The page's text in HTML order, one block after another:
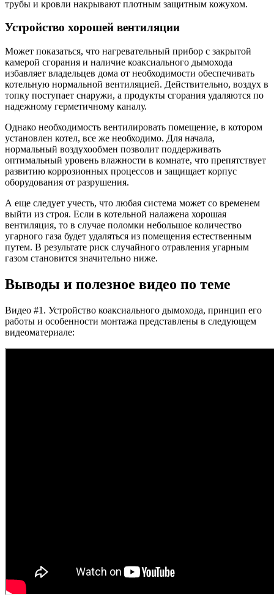
трубы и кровли накрывают плотным защитным кожухом.
Устройство хорошей вентиляции
Может показаться, что нагревательный прибор с закрытой
камерой сгорания и наличие коаксиального дымохода
избавляет владельцев дома от необходимости обеспечивать
котельную нормальной вентиляцией. Действительно, воздух в
топку поступает снаружи, а продукты сгорания удаляются по
надежному герметичному каналу.
Однако необходимость вентилировать помещение, в котором
установлен котел, все же необходимо. Для начала,
нормальный воздухообмен позволит поддерживать
оптимальный уровень влажности в комнате, что препятствует
развитию коррозионных процессов и защищает корпус
оборудования от разрушения.
А еще следует учесть, что любая система может со временем
выйти из строя. Если в котельной налажена хорошая
вентиляция, то в случае поломки небольшое количество
угарного газа будет удаляться из помещения естественным
путем. В результате риск случайного отравления угарным
газом становится значительно ниже.
Выводы и полезное видео по теме
Видео #1. Устройство коаксиального дымохода, принцип его
работы и особенности монтажа представлены в следующем
видеоматериале: